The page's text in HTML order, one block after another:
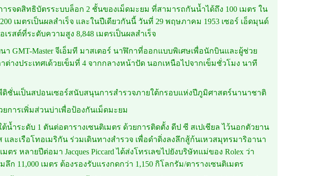
การจดสิทธิบัตรระบบล็อก 2 ชั้นของเม็ดมะยม ที่สามารถกันน้ำได้ถึง 100 เมตร ใน
เมตรเป็นผลสำเร็จ และในปีเดียวกันนี้ วันที่ 29 พฤษภาคม 1953 เซอร์ เอ็ดมุนด์
รสต์ที่ระดับความสูง 8,848 เมตรเป็นผลสำเร็จ
GMT-Master จีเอ็มที มาสเตอร์ นาฬิกาที่ออกแบบพิเศษเพื่อนักบินและผู้ช่วย
างประเทศเด้วยเข็มที่ 4 จากกลางหน้าปัด นอกเหนือไปจากเข็มชั่วโมง นาที
ดิชั่นเป็นสปอนเซอร์สนับสนุนการสำรวจภายใต้กรอบแห่งปีภูมิศาสตร์นานาชาติ
ยการเพิ่มส่วนบ่าเพื่อป้องกันเม็ดมะยม
น้ำระดับ 1 ตันต่อตารางเซนติเมตร ด้วยการติดตั้ง ดีป ซี สเปเชียล ไว้นอกตัวยาน
ละเรือโทอเมริกัน ร่วมเดินทางสำรวจ เพื่อดำดิ่งลงลึกสู้ก้นเหวสมุทรมาริอานา
ร หลายปีต่อมา Jacques Piccard ได้ส่งโทรเลขไปยังบริษัทแม่ของ Rolex ว่า
ก 11,000 เมตร ต้องรองรับแรงกดกว่า 1,150 กิโลกรัม/ตารางเซนติเมตร